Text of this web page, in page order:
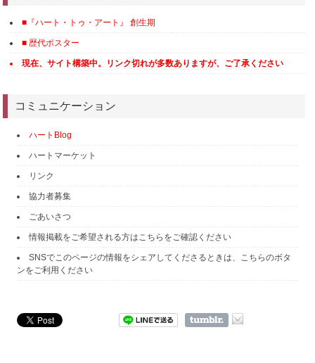
■『ハート・トゥ・アート』 創生期
■ 歴代ポスター
現在、サイト構築中。リンク切れが多数ありますが、ご了承ください
コミュニケーション
ハートBlog
ハートマーケット
リンク
協力者募集
ごあいさつ
情報掲載をご希望される方はこちらをご確認ください
SNSでこのページの情報をシェアしてくださるときは、こちらのボタ
ンをご利用ください